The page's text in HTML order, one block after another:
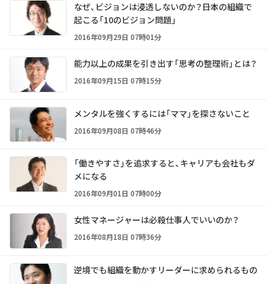
なぜ、ビジョンは浸透しないのか？――日本の組織で
起こる「10のビジョン問題」
2016年09月29日 07時01分
能力以上の成果を引き出す「思考の整理術」とは？
2016年09月15日 07時15分
メンタルを強くするには「ママ」を探さないこと
2016年09月08日 07時46分
「働きやすさ」を追求すると、キャリアも会社もダ
メになる
2016年09月01日 07時00分
女性マネージャーは必殺仕事人でいいのか？
2016年08月18日 07時36分
逆境でも組織を動かすリーダーに求められるもの